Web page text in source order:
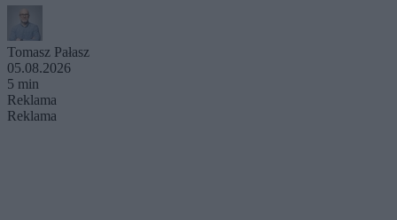
Tomasz Pałasz
05.08.2026
5 min
Reklama
Reklama